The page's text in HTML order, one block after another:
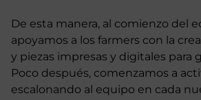
De esta manera, al comienzo del
apoyamos a los farmers con la
y piezas impresas y digitales para
Poco después, comenzamos a
escalonando al equipo en cada